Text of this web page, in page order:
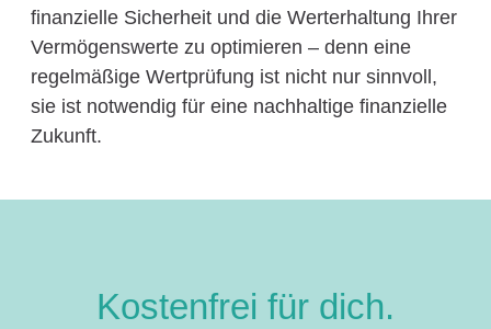
finanzielle Sicherheit und die Werterhaltung Ihrer
Vermögenswerte zu optimieren – denn eine
regelmäßige Wertprüfung ist nicht nur sinnvoll,
sie ist notwendig für eine nachhaltige finanzielle
Zukunft.
Kostenfrei für dich.